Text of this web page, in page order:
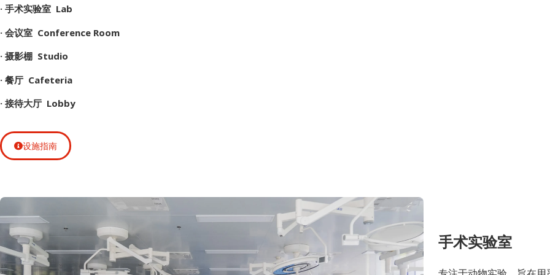
· 手术实验室 Lab
· 会议室 Conference Room
· 摄影棚 Studio
· 餐厅 Cafeteria
· 接待大厅 Lobby
设施指南
手术实验室